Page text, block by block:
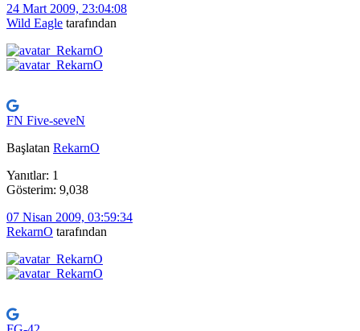
24 Mart 2009, 23:04:08
Wild Eagle tarafından
FN Five-seveN
Başlatan RekarnO
Yanıtlar: 1
Gösterim: 9,038
07 Nisan 2009, 03:59:34
RekarnO tarafından